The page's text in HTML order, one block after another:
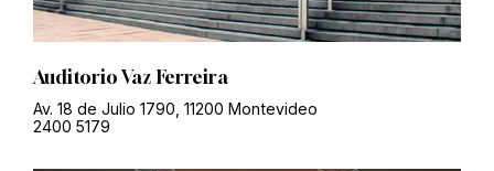
Auditorio Vaz Ferreira
Av. 18 de Julio 1790, 11200 Montevideo
2400 5179